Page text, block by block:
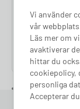
Finns i lager
Pris från
4 190kr
Vi använder
vår
Läs mer om
avaktiverar
hittar du
cookiepolicy,
personliga
Accepterar